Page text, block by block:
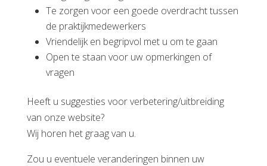
Te zorgen voor een goede overdracht tussen
de praktijkmedewerkers
Vriendelijk en begripvol met u om te gaan
Open te staan voor uw opmerkingen of
vragen
Heeft u suggesties voor verbetering/uitbreiding
van onze website?
Wij horen het graag van u.
Zou u eventuele veranderingen binnen uw